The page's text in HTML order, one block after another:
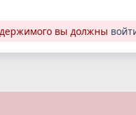
вы должны